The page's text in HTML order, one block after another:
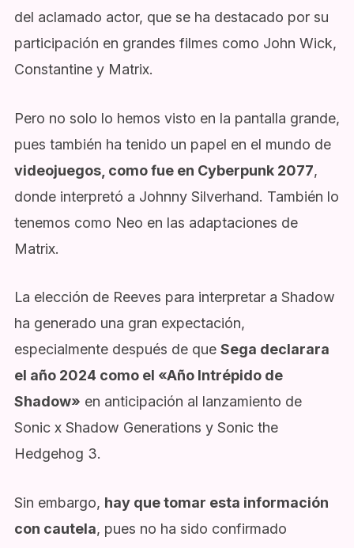
del aclamado actor, que se ha destacado por su
participación en grandes filmes como John Wick,
Constantine y Matrix.
Pero no solo lo hemos visto en la pantalla grande,
pues también ha tenido un papel en el mundo de
videojuegos, como fue en Cyberpunk 2077,
donde interpretó a Johnny Silverhand. También lo
tenemos como Neo en las adaptaciones de
Matrix.
La elección de Reeves para interpretar a Shadow
ha generado una gran expectación,
especialmente después de que Sega declarara
el año 2024 como el «Año Intrépido de
Shadow» en anticipación al lanzamiento de
Sonic x Shadow Generations y Sonic the
Hedgehog 3.
Sin embargo, hay que tomar esta información
con cautela, pues no ha sido confirmado